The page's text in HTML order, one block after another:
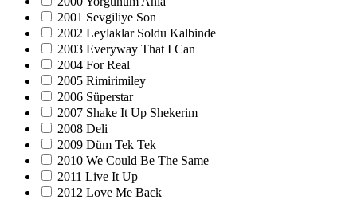
2001 Sevgiliye Son
2002 Leylaklar Soldu Kalbinde
2003 Everyway That I Can
2004 For Real
2005 Rimirimiley
2006 Süperstar
2007 Shake It Up Shekerim
2008 Deli
2009 Düm Tek Tek
2010 We Could Be The Same
2011 Live It Up
2012 Love Me Back